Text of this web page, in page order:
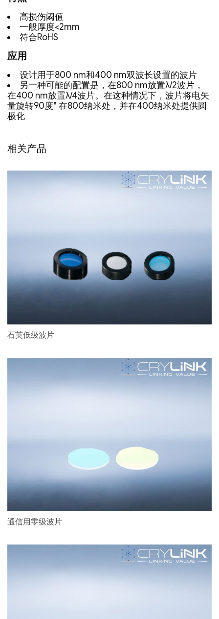
高损伤阈值
一般厚度<2mm
符合RoHS
应用
设计用于800 nm和400 nm双波长设置的波片
另一种可能的配置是，在800 nm放置λ/2波片，
在400 nm放置λ/4波片。在这种情况下，波片将电矢
量旋转90度° 在800纳米处，并在400纳米处提供圆
极化
相关产品
石英低级波片
通信用零级波片